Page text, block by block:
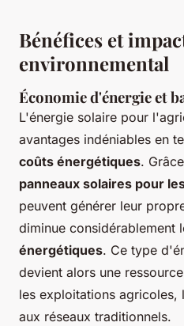
Bénéfices et
environnemental
Économie d'énergie et
L'énergie solaire pour
avantages indéniables en
coûts énergétiques.
panneaux solaires pour
peuvent générer leur
diminue considérablement
énergétiques. Ce type
devient alors une
les exploitations agricoles,
aux réseaux traditionnels.